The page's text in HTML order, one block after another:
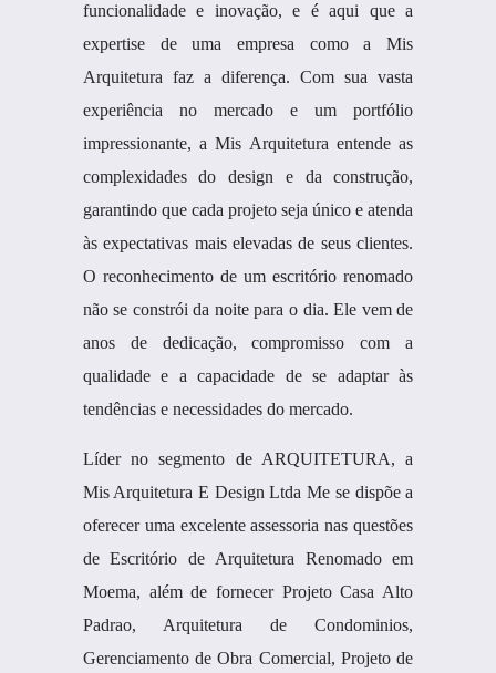
funcionalidade e inovação, e é aqui que a
expertise de uma empresa como a Mis
Arquitetura faz a diferença. Com sua vasta
experiência no mercado e um portfólio
impressionante, a Mis Arquitetura entende as
complexidades do design e da construção,
garantindo que cada projeto seja único e atenda
às expectativas mais elevadas de seus clientes.
O reconhecimento de um escritório renomado
não se constrói da noite para o dia. Ele vem de
anos de dedicação, compromisso com a
qualidade e a capacidade de se adaptar às
tendências e necessidades do mercado.
Líder no segmento de ARQUITETURA, a
Mis Arquitetura E Design Ltda Me se dispõe a
oferecer uma excelente assessoria nas questões
de Escritório de Arquitetura Renomado em
Moema, além de fornecer Projeto Casa Alto
Padrao, Arquitetura de Condominios,
Gerenciamento de Obra Comercial, Projeto de